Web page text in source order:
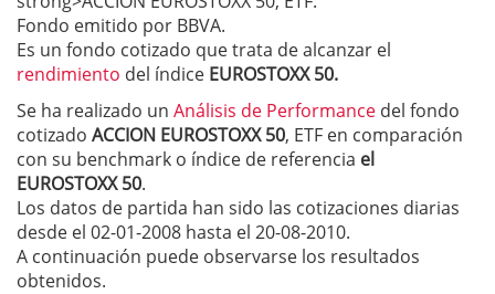
Fondo emitido por BBVA.
Es un fondo cotizado que trata de alcanzar el
rendimiento del índice EUROSTOXX 50.
Se ha realizado un Análisis de Performance del fondo
cotizado ACCION EUROSTOXX 50, ETF en comparación
con su benchmark o índice de referencia el
EUROSTOXX 50.
Los datos de partida han sido las cotizaciones diarias
desde el 02-01-2008 hasta el 20-08-2010.
A continuación puede observarse los resultados
obtenidos.